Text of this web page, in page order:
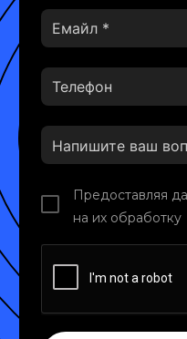
Предоставляя
на их обработку